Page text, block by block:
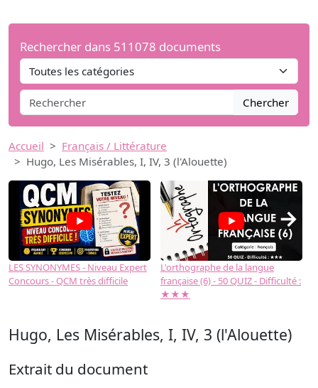
Rechercher dans 511078 documents
Chercher
Accueil
Français / Littérature
Hugo, Les Misérables, I, IV, 3 (l'Alouette)
LES SYNONYMES - Niveau Expert
Concours - QCM très difficile
L'orthographe de la langue
française (6) - 50 QUIZ - Difficulté :
★★★
→
Hugo, Les Misérables, I, IV, 3 (l'Alouette)
Extrait du document